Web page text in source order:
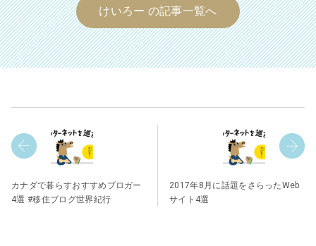
けいろー の記事一覧へ
カナダで暮らすおすすめブロガー
4選 #移住ブログ世界紀行
2017年8月に話題をさらったWeb
サイト4選